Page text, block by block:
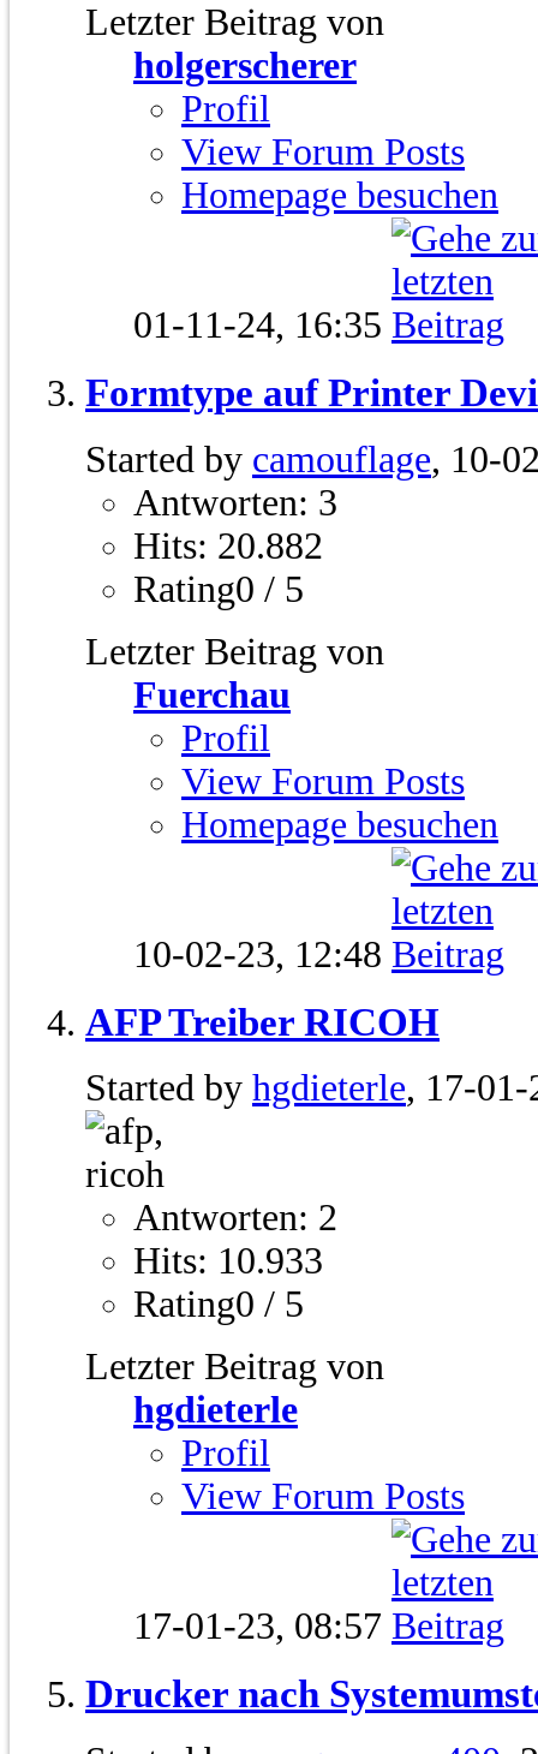
Letzter Beitrag von
holgerscherer
Profil
View Forum Posts
Homepage besuchen
01-11-24, 16:35
Formtype auf Printer
Started by camouflage, 10-
Antworten: 3
Hits: 20.882
Rating0 / 5
Letzter Beitrag von
Fuerchau
Profil
View Forum Posts
Homepage besuchen
10-02-23, 12:48
AFP Treiber RICOH
Started by hgdieterle, 17-
Antworten: 2
Hits: 10.933
Rating0 / 5
Letzter Beitrag von
hgdieterle
Profil
View Forum Posts
17-01-23, 08:57
Drucker nach